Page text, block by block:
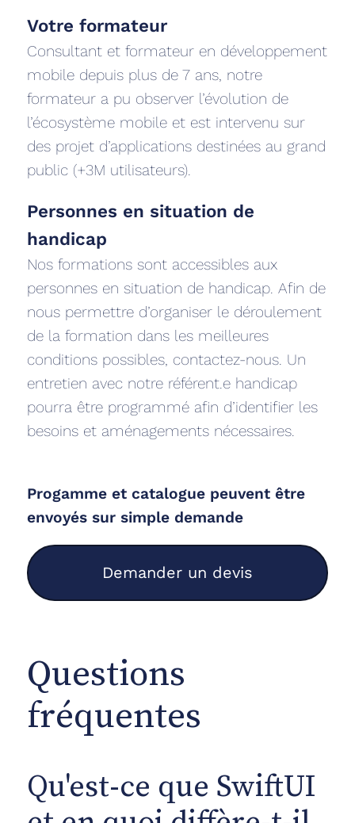
Votre formateur
Consultant et formateur en développement
mobile depuis plus de 7 ans, notre
formateur a pu observer l’évolution de
l’écosystème mobile et est intervenu sur
des projet d’applications destinées au grand
public (+3M utilisateurs).
Personnes en situation de
handicap
Nos formations sont accessibles aux
personnes en situation de handicap. Afin de
nous permettre d’organiser le déroulement
de la formation dans les meilleures
conditions possibles, contactez-nous. Un
entretien avec notre référent.e handicap
pourra être programmé afin d’identifier les
besoins et aménagements nécessaires.
Progamme et catalogue peuvent être
envoyés sur simple demande
Demander un devis
Questions
fréquentes
Qu'est-ce que SwiftUI